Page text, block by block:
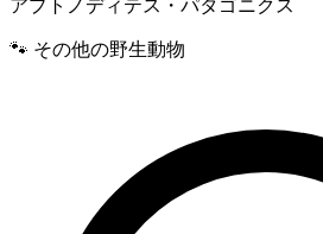
アプトノディテス・パタゴニクス
🐾 その他の野生動物